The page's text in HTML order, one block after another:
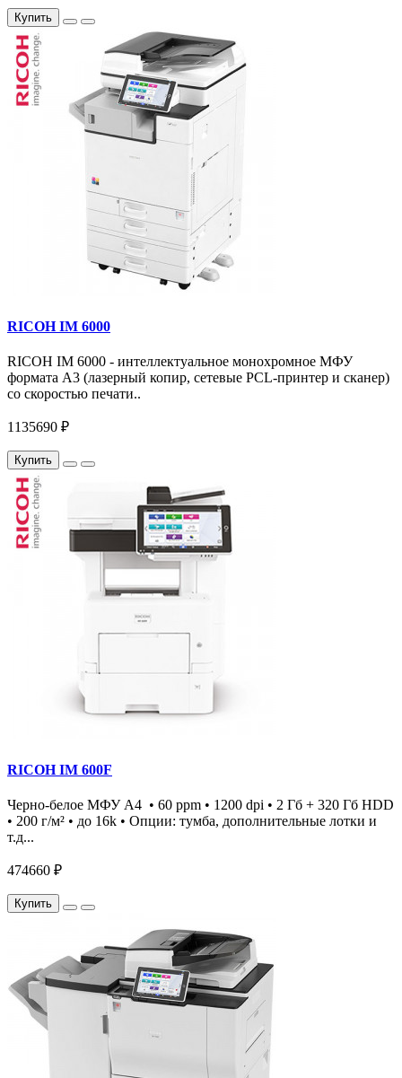
Купить
RICOH IM 6000
RICOH IM 6000 - интеллектуальное монохромное МФУ
формата А3 (лазерный копир, сетевые PCL-принтер и сканер)
со скоростью печати..
1135690 ₽
Купить
RICOH IM 600F
Черно-белое МФУ А4 • 60 ppm • 1200 dpi • 2 Гб + 320 Гб HDD
• 200 г/м² • до 16k • Опции: тумба, дополнительные лотки и
т.д...
474660 ₽
Купить